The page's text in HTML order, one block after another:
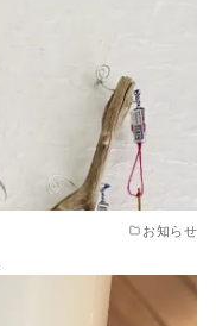
お知らせ